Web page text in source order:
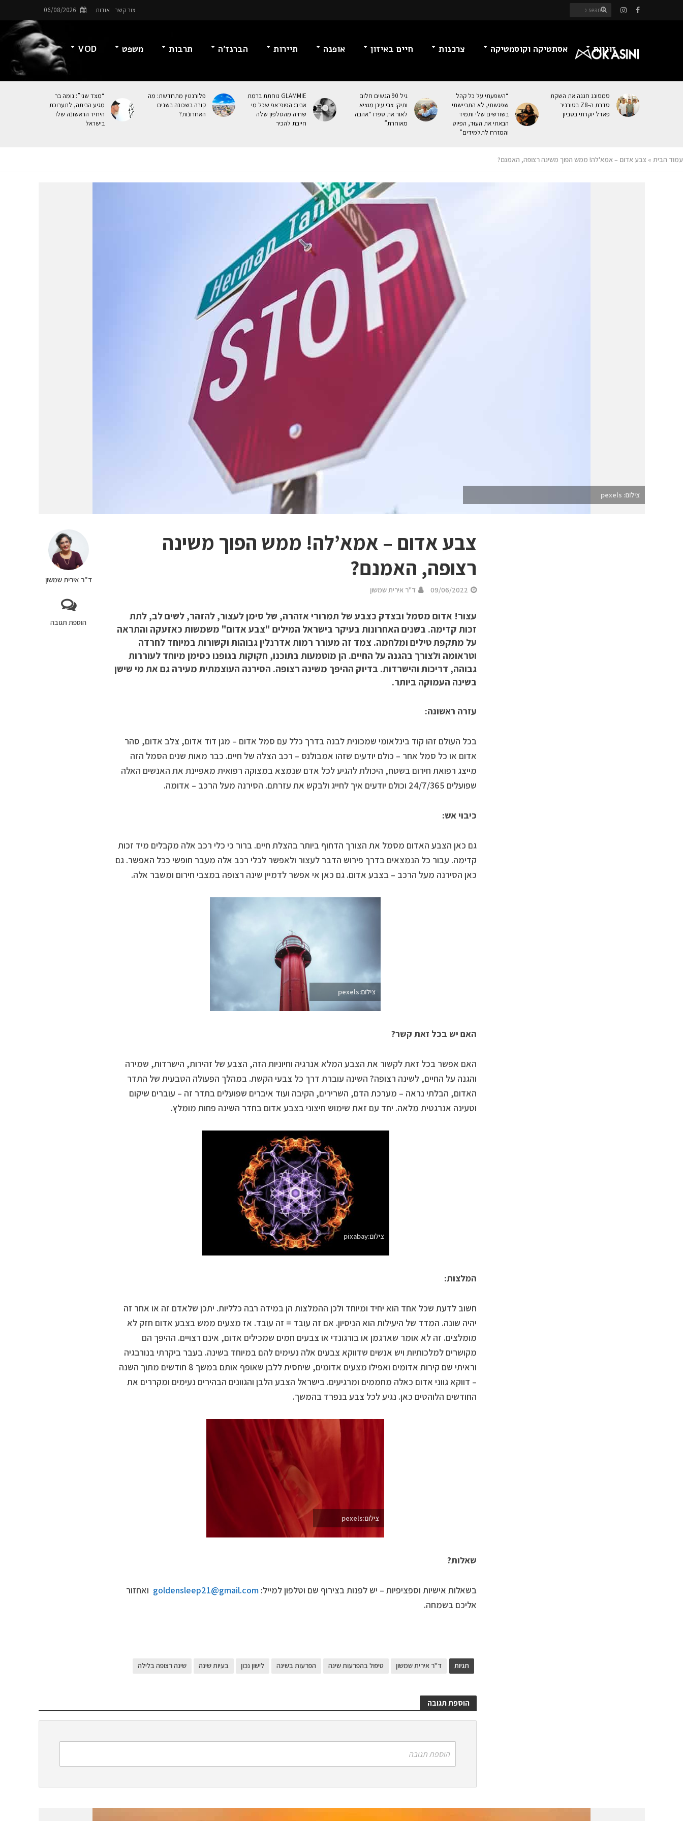
צור קשר אודות 06/08/2026
זוגיות אסתטיקה וקוסמטיקה צרכנות חיים באיזון אופנה תיירות הברנז’ה תרבות משפט VOD
סמסונג חגגה את השקת
סדרת ה-Z8 בטורניר
פאדל יוקרתי בסביון
“השפעתי על כל קהל
שפגשתי, לא התביישתי
בשורשים שלי ותמיד
הבאתי את העוּד, הפיוט
והמזרח לתלמידים”
גיל 90 הגשים חלום
ותיק: צבי עינן מוציא
לאור את ספרו “אהבה
מאוחרת”
GLAMMIE נוחתת ברמת
אביב: הפופ־אפ שכל מי
שחיה מהטלפון שלה
חייבת להכיר
פלורנטין מתחדשת: מה
קורה בשכונה בשנים
האחרונות?
“מצד שני”: נומה בר
מגיע הביתה, לתערוכת
היחיד הראשונה שלו
בישראל
עמוד הבית » צבע אדום – אמא'לה! ממש הפוך משינה רצופה, האמנם?
צילום: pexels
ד"ר אירית שמשון
הוספת תגובה
צבע אדום – אמא’לה! ממש הפוך משינה
רצופה, האמנם?
09/06/2022 ד"ר אירית שמשון
עצור! אדום מסמל ובצדק כצבע של תמרורי אזהרה, של סימן לעצור, להזהר, לשים לב, לתת
זכות קדימה. בשנים האחרונות בעיקר בישראל המילים "צבע אדום" משמשות כאזעקה והתראה
על מתקפת טילים ומלחמה. צמד זה מעורר רמות אדרנלין גבוהות וקשורות במיוחד לחרדה
וטראומה ולצורך בהגנה על החיים. הן מוטמעות בתוכנו, חקוקות בגופנו כסימן מיוחד לעוררות
גבוהה, דריכות והישרדות. בדיוק ההיפך משינה רצופה. הסירנה העוצמתית מעירה גם את מי שישן
בשינה העמוקה ביותר.
עזרה ראשונה:
בכל העולם זהו קוד בינלאומי שמכונית לבנה בדרך כלל עם סמל אדום – מגן דוד אדום, צלב אדום, סהר
אדום או כל סמל אחר – כולם יודעים שזהו אמבולנס – רכב הצלה של חיים. כבר מאות שנים הסמל הזה
מייצג רפואת חירום בשטח, היכולת להגיע לכל אדם שנמצא במצוקה רפואית מאפיינת את האנשים האלה
שפועלים 24/7/365 וכולם יודעים איך לחייג ולבקש את עזרתם. הסירנה מעל הרכב – אדומה.
כיבוי אש:
גם כאן הצבע האדום מסמל את הצורך הדחוף ביותר בהצלת חיים. ברור כי כלי רכב אלה מקבלים מיד זכות
קדימה. עבור כל הנמצאים בדרך פירוש הדבר לעצור ולאפשר לכלי רכב אלה מעבר חופשי ככל האפשר. גם
כאן הסירנה מעל הרכב – בצבע אדום. גם כאן אי אפשר לדמיין שינה רצופה במצבי חירום ומשבר אלה.
צילום:pexels
האם יש בכל זאת קשר?
האם אפשר בכל זאת לקשור את הצבע המלא אנרגיה וחיוניות הזה, הצבע של זהירות, הישרדות, שמירה
והגנה על החיים, לשינה רצופה? השינה עוברת דרך כל צבעי הקשת. במהלך הפעולה הטבעית של התדר
האדום, הבלתי נראה – מערכת הדם, השרירים, הקיבה ועוד איברים שפועלים בתדר זה – עוברים שיקום
וטעינה אנרגטית מלאה. יחד עם זאת שימוש חיצוני בצבע אדום בחדר השינה פחות מומלץ.
צילום:pixabay
המלצות:
חשוב לדעת שכל אחד הוא יחיד ומיוחד ולכן ההמלצות הן במידה רבה כלליות. יתכן שלאדם זה או אחר זה
יהיה שונה. המדד של היעילות הוא הניסיון. אם זה עובד = זה עובד. אז מצעים ממש בצבע אדום חזק לא
מומלצים. זה לא אומר שארגמן או בורגונדי או צבעים חמים שמכילים אדום, אינם רצויים. ההיפך הם
מקושרים למלכותיות ויש אנשים שדווקא צבעים אלה נעימים להם במיוחד בשינה. בעבר ביקרתי בנורבגיה
וראיתי שם קירות אדומים ואפילו מצעים אדומים, שיחסית ללבן שאופף אותם במשך 8 חודשים מתוך השנה
– דווקא גווני אדום כאלה מחממים ומרגיעים. בישראל הצבע הלבן והגוונים הבהירים נעימים ומקררים את
החודשים הלוהטים כאן. נגיע לכל צבע בנפרד בהמשך.
צילום:pexels
שאלות?
בשאלות אישיות וספציפיות – יש לפנות בצירוף שם וטלפון למייל: goldensleep21@gmail.com ואחזור
אליכם בשמחה.
תגיות ד"ר אירית שמשון טיפול בהפרעות שינה הפרעות בשינה לישון נכון בעיות שינה שינה רצופה בלילה
הוספת תגובה
הוספת תגובה